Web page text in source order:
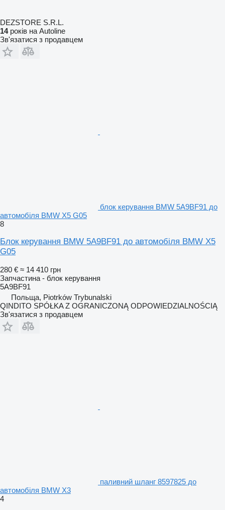
DEZSTORE S.R.L.
14років на Autoline
Зв'язатися з продавцем
блок керування BMW 5A9BF91 до
автомобіля BMW X5 G05
8
Блок керування BMW 5A9BF91 до автомобіля BMW X5
G05
280 € ≈ 14 410 грн
Запчастина - блок керування
5A9BF91
Польща, Piotrków Trybunalski
QINDITO SPÓŁKA Z OGRANICZONĄ ODPOWIEDZIALNOŚCIĄ
Зв'язатися з продавцем
паливний шланг 8597825 до
автомобіля BMW X3
4